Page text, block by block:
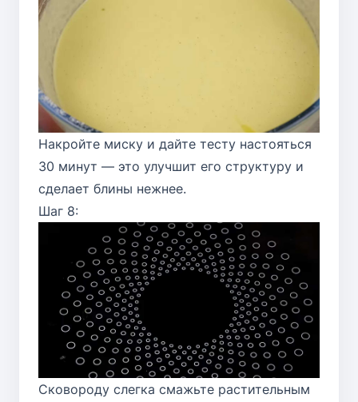
Накройте миску и дайте тесту настояться
30 минут — это улучшит его структуру и
сделает блины нежнее.
Шаг 8:
Сковороду слегка смажьте растительным